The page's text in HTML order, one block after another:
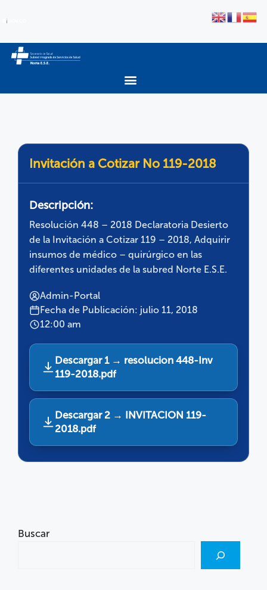
Invitación a Cotizar No 119-2018
Descripción:
Resolución 448 – 2018 Declaratoria Desierto
de la Invitación a Cotizar 119 – 2018, Adquirir
insumos de médico – quirúrgico en las
diferentes unidades de la subred Norte E.S.E.
Admin-Portal
Fecha de Publicación: julio 11, 2018
12:00 am
Descargar 1 → resolucion 448-Inv
119-2018.pdf
Descargar 2 → INVITACION 119-
2018.pdf
Buscar